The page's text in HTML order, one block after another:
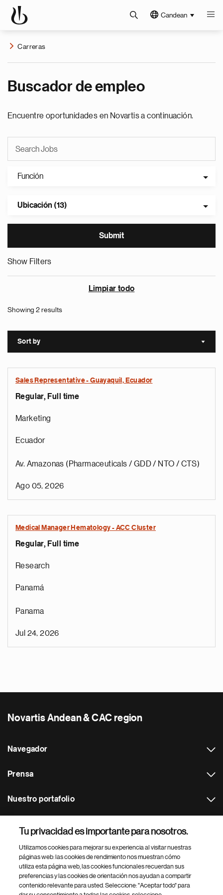
Candean
Carreras
Buscador de empleo
Encuentre oportunidades en Novartis a continuación.
Función
Ubicación (13)
Show Filters
Limpiar todo
Showing 2 results
Sort by Sort
Sales Representative - Guayaquil, Ecuador
Regular, Full time
Marketing
Ecuador
Av. Amazonas (Pharmaceuticals / GDD / NTO / CTS)
Ago 05, 2026
Medical Manager Hematology - ACC Cluster
Regular, Full time
Research
Panamá
Panama
Jul 24, 2026
Novartis Andean & CAC region
Navegador
Prensa
Nuestro portafolio
Footer Site Search
Tu privacidad es importante para nosotros.
Utilizamos cookies para mejorar su experiencia al visitar nuestras
páginas web: las cookies de rendimiento nos muestran cómo
utiliza esta página web, las cookies funcionales recuerdan sus
preferencias y las cookies de orientación nos ayudan a compartir
contenido relevante para usted. Seleccione: "Aceptar todo" para